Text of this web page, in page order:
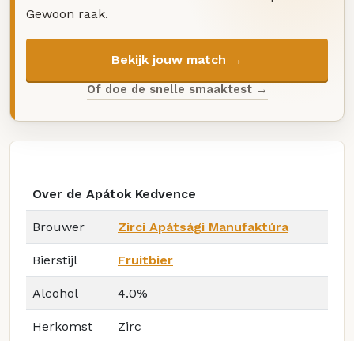
Gewoon raak.
Bekijk jouw match →
Of doe de snelle smaaktest →
Over de Apátok Kedvence
Brouwer Zirci Apátsági Manufaktúra
Bierstijl Fruitbier
Alcohol 4.0%
Herkomst Zirc